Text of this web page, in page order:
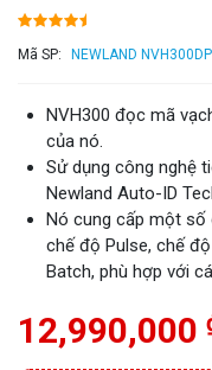
Mã SP: NEWLAND NVH300DP
NVH300 đọc mã
của nó.
Sử dụng công nghệ
Newland Auto-ID
Nó cung cấp một số
chế độ Pulse, chế
Batch, phù hợp với
12,990,000